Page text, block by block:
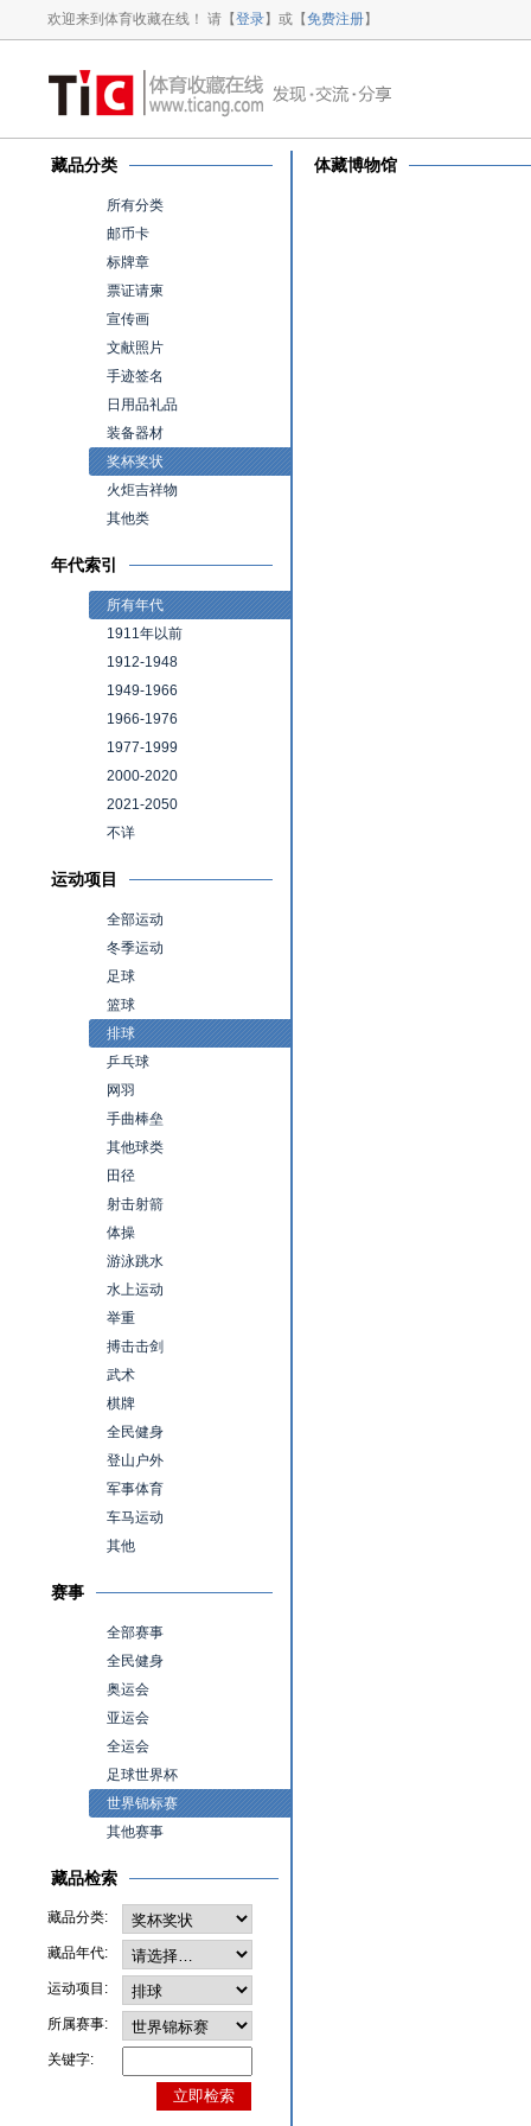
欢迎来到体育收藏在线！ 请【登录】或【免费注册】
藏品分类
所有分类
邮币卡
标牌章
票证请柬
宣传画
文献照片
手迹签名
日用品礼品
装备器材
奖杯奖状
火炬吉祥物
其他类
年代索引
所有年代
1911年以前
1912-1948
1949-1966
1966-1976
1977-1999
2000-2020
2021-2050
不详
运动项目
全部运动
冬季运动
足球
篮球
排球
乒乓球
网羽
手曲棒垒
其他球类
田径
射击射箭
体操
游泳跳水
水上运动
举重
搏击击剑
武术
棋牌
全民健身
登山户外
军事体育
车马运动
其他
赛事
全部赛事
全民健身
奥运会
亚运会
全运会
足球世界杯
世界锦标赛
其他赛事
藏品检索
藏品分类:
藏品年代:
运动项目:
所属赛事:
关键字:
体藏博物馆